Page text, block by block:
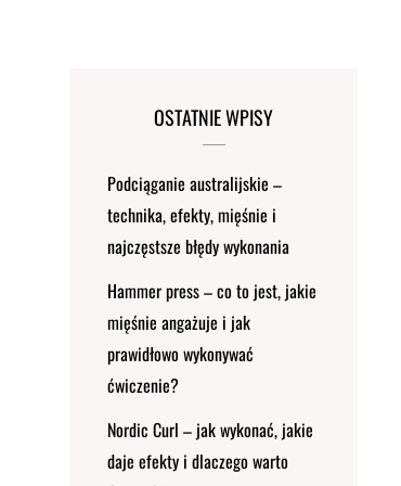
OSTATNIE WPISY
Podciąganie australijskie –
technika, efekty, mięśnie i
najczęstsze błędy wykonania
Hammer press – co to jest, jakie
mięśnie angażuje i jak
prawidłowo wykonywać
ćwiczenie?
Nordic Curl – jak wykonać, jakie
daje efekty i dlaczego warto